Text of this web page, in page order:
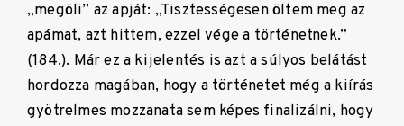
„megöli” az apját: „Tisztességesen öltem meg az
apámat, azt hittem, ezzel vége a történetnek.”
(184.). Már ez a kijelentés is azt a súlyos belátást
hordozza magában, hogy a történetet még a kiírás
gyötrelmes mozzanata sem képes finalizálni, hogy